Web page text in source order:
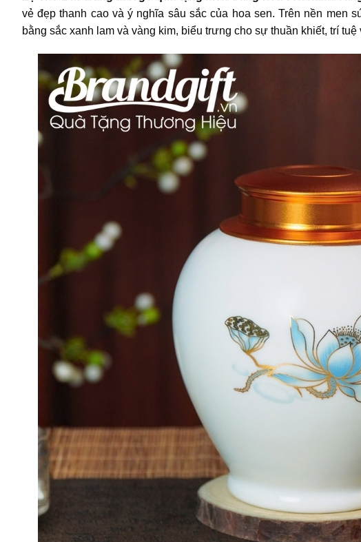
vẻ đẹp thanh cao và ý nghĩa sâu sắc của hoa sen. Trên nền men
bằng sắc xanh lam và vàng kim, biểu trưng cho sự thuần khiết, trí tuệ